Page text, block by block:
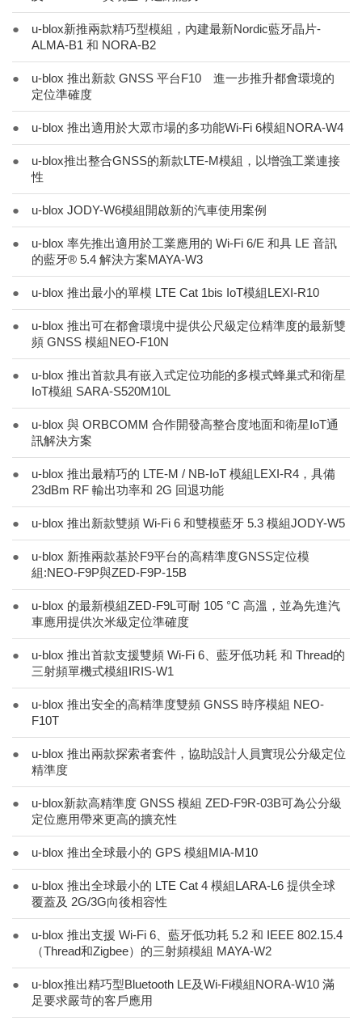
●
u-blox新推兩款精巧型模組，內建最新Nordic藍牙晶片-
ALMA-B1 和 NORA-B2
●
u-blox 推出新款 GNSS 平台F10 進一步推升都會環境的
定位準確度
● u-blox 推出適用於大眾市場的多功能Wi-Fi 6模組NORA-W4
●
u-blox推出整合GNSS的新款LTE-M模組，以增強工業連接
性
● u-blox JODY-W6模組開啟新的汽車使用案例
●
u-blox 率先推出適用於工業應用的 Wi-Fi 6/E 和具 LE 音訊
的藍牙® 5.4 解決方案MAYA-W3
● u-blox 推出最小的單模 LTE Cat 1bis IoT模組LEXI-R10
●
u-blox 推出可在都會環境中提供公尺級定位精準度的最新雙
頻 GNSS 模組NEO-F10N
●
u-blox 推出首款具有嵌入式定位功能的多模式蜂巢式和衛星
IoT模組 SARA-S520M10L
●
u-blox 與 ORBCOMM 合作開發高整合度地面和衛星IoT通
訊解決方案
●
u-blox 推出最精巧的 LTE-M / NB-IoT 模組LEXI-R4，具備
23dBm RF 輸出功率和 2G 回退功能
● u-blox 推出新款雙頻 Wi-Fi 6 和雙模藍牙 5.3 模組JODY-W5
●
u-blox 新推兩款基於F9平台的高精準度GNSS定位模
組:NEO-F9P與ZED-F9P-15B
●
u-blox 的最新模組ZED-F9L可耐 105 °C 高溫，並為先進汽
車應用提供次米級定位準確度
●
u-blox 推出首款支援雙頻 Wi-Fi 6、藍牙低功耗 和 Thread的
三射頻單機式模組IRIS-W1
●
u-blox 推出安全的高精準度雙頻 GNSS 時序模組 NEO-
F10T
●
u-blox 推出兩款探索者套件，協助設計人員實現公分級定位
精準度
●
u-blox新款高精準度 GNSS 模組 ZED-F9R-03B可為公分級
定位應用帶來更高的擴充性
● u-blox 推出全球最小的 GPS 模組MIA-M10
●
u-blox 推出全球最小的 LTE Cat 4 模組LARA-L6 提供全球
覆蓋及 2G/3G向後相容性
●
u-blox 推出支援 Wi-Fi 6、藍牙低功耗 5.2 和 IEEE 802.15.4
（Thread和Zigbee）的三射頻模組 MAYA-W2
●
u-blox推出精巧型Bluetooth LE及Wi-Fi模組NORA-W10 滿
足要求嚴苛的客戶應用